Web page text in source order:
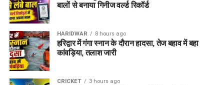
बालों से बनाया गिनीज वर्ल्ड रिकॉर्ड
HARIDWAR 8 hours ago
हरिद्वार में गंगा स्नान के दौरान हादसा, तेज बहाव में बहा
कांवड़िया, तलाश जारी
CRICKET 3 hours ago